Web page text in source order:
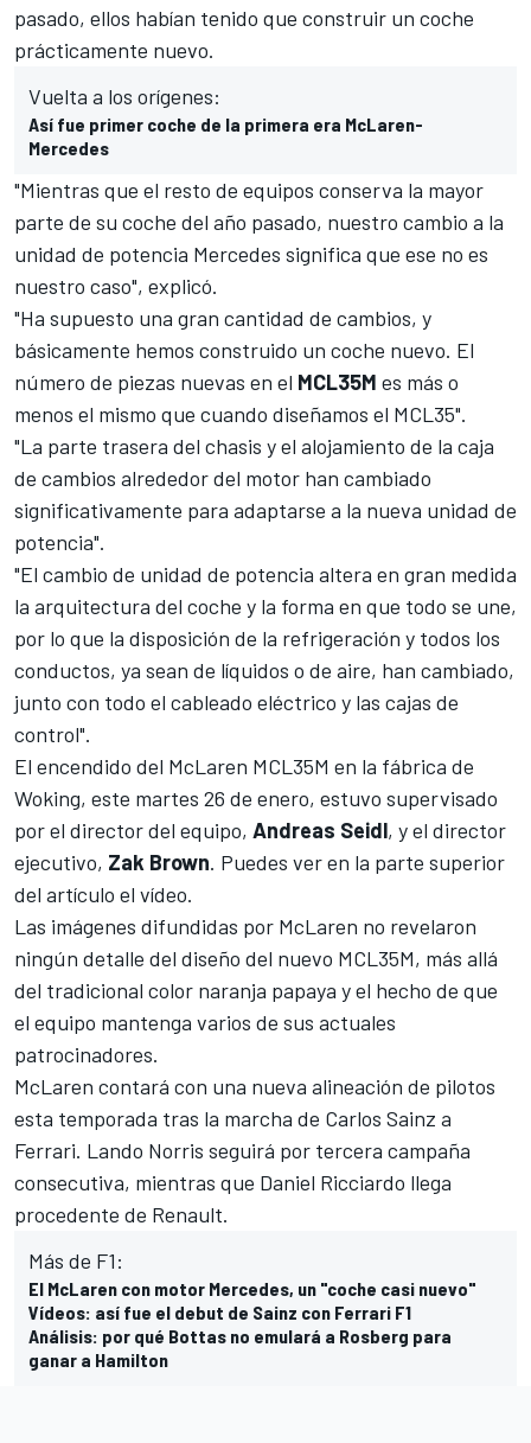
pasado, ellos habían tenido que construir un coche
prácticamente nuevo.
Vuelta a los orígenes:
Así fue primer coche de la primera era McLaren-
Mercedes
"Mientras que el resto de equipos conserva la mayor
parte de su coche del año pasado, nuestro cambio a la
unidad de potencia Mercedes significa que ese no es
nuestro caso", explicó.
"Ha supuesto una gran cantidad de cambios, y
básicamente hemos construido un coche nuevo. El
número de piezas nuevas en el MCL35M es más o
menos el mismo que cuando diseñamos el MCL35".
"La parte trasera del chasis y el alojamiento de la caja
de cambios alrededor del motor han cambiado
significativamente para adaptarse a la nueva unidad de
potencia".
"El cambio de unidad de potencia altera en gran medida
la arquitectura del coche y la forma en que todo se une,
por lo que la disposición de la refrigeración y todos los
conductos, ya sean de líquidos o de aire, han cambiado,
junto con todo el cableado eléctrico y las cajas de
control".
El encendido del McLaren MCL35M en la fábrica de
Woking, este martes 26 de enero, estuvo supervisado
por el director del equipo, Andreas Seidl, y el director
ejecutivo, Zak Brown. Puedes ver en la parte superior
del artículo el vídeo.
Las imágenes difundidas por McLaren no revelaron
ningún detalle del diseño del nuevo MCL35M, más allá
del tradicional color naranja papaya y el hecho de que
el equipo mantenga varios de sus actuales
patrocinadores.
McLaren contará con una nueva alineación de pilotos
esta temporada tras la marcha de Carlos Sainz a
Ferrari. Lando Norris seguirá por tercera campaña
consecutiva, mientras que Daniel Ricciardo llega
procedente de Renault.
Más de F1:
El McLaren con motor Mercedes, un "coche casi nuevo"
Vídeos: así fue el debut de Sainz con Ferrari F1
Análisis: por qué Bottas no emulará a Rosberg para
ganar a Hamilton